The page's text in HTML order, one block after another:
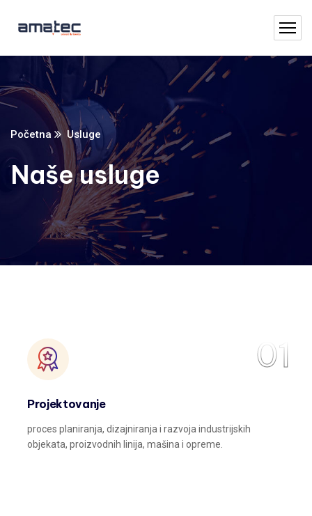
Početna Usluge
Naše usluge
01
Projektovanje
proces planiranja, dizajniranja i razvoja industrijskih
objekata, proizvodnih linija, mašina i opreme.